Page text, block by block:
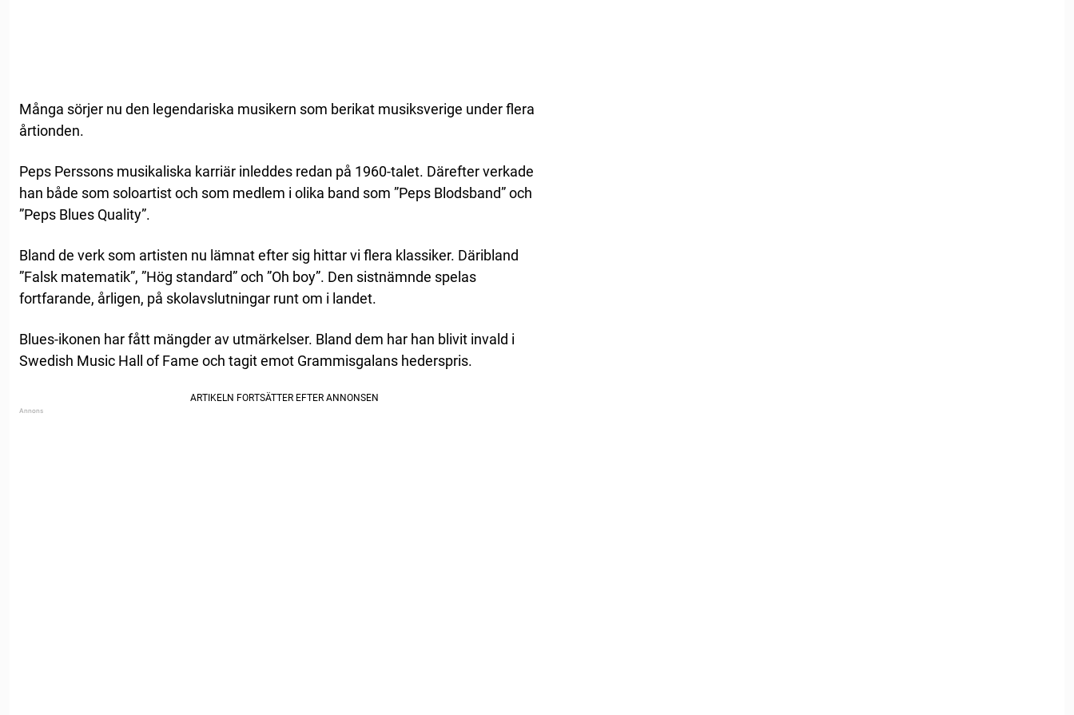
Många sörjer nu den legendariska musikern som berikat musiksverige under flera
årtionden.
Peps Perssons musikaliska karriär inleddes redan på 1960-talet. Därefter verkade
han både som soloartist och som medlem i olika band som ”Peps Blodsband” och
”Peps Blues Quality”.
Bland de verk som artisten nu lämnat efter sig hittar vi flera klassiker. Däribland
”Falsk matematik”, ”Hög standard” och ”Oh boy”. Den sistnämnde spelas
fortfarande, årligen, på skolavslutningar runt om i landet.
Blues-ikonen har fått mängder av utmärkelser. Bland dem har han blivit invald i
Swedish Music Hall of Fame och tagit emot Grammisgalans hederspris.